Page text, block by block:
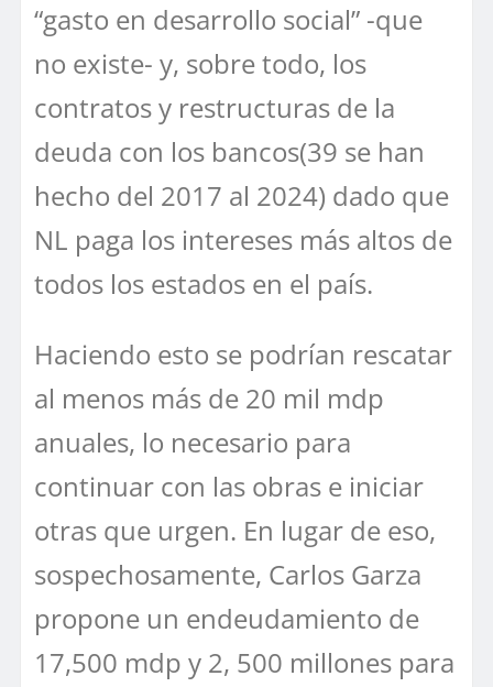
“gasto en desarrollo social” -que
no existe- y, sobre todo, los
contratos y restructuras de la
deuda con los bancos(39 se han
hecho del 2017 al 2024) dado que
NL paga los intereses más altos de
todos los estados en el país.
Haciendo esto se podrían rescatar
al menos más de 20 mil mdp
anuales, lo necesario para
continuar con las obras e iniciar
otras que urgen. En lugar de eso,
sospechosamente, Carlos Garza
propone un endeudamiento de
17,500 mdp y 2, 500 millones para